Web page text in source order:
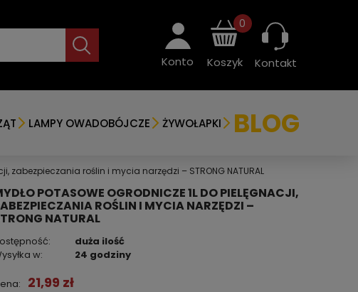
Konto Koszyk
0
Kontakt
LAMPY OWADOBÓJCZE ŻYWOŁAPKI BLOG
zabezpieczania roślin i mycia narzędzi – STRONG NATURAL
POTASOWE OGRODNICZE 1L DO PIELĘGNACJI,
ROŚLIN I MYCIA NARZĘDZI –
NATURAL
duża ilość
w:
24 godziny
21,99 zł